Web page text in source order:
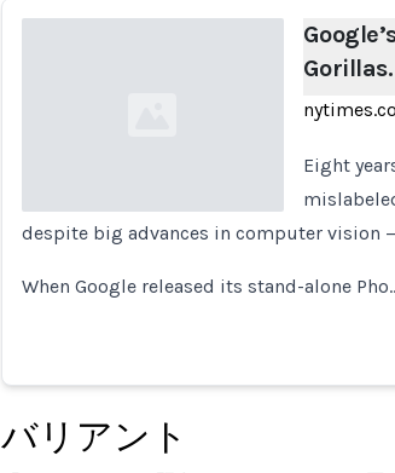
Eight
despite big advances in computer vision
When Google released its stand-alone
バリアント